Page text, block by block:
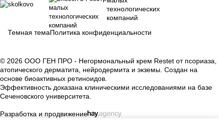
технологических
компаний
Темная темаПолитика конфиденциальности
© 2026 ООО ГЕН ПРО - Негормональный крем Restet от псориаза,
атопического дерматита, нейродермита и экземы. Создан на
основе биоактивных ретиноидов.
Эффективность доказана клиническими исследованиями на базе
Сеченовского университета.
Разработка и продвижение